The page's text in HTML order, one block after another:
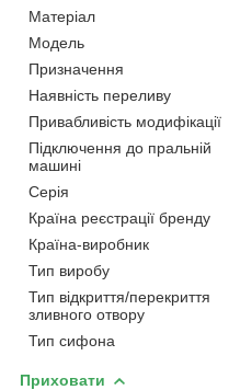
Матеріал
Мoдель
Призначення
Наявність переливу
Привабливість модифікації
Підключення до пральній
машині
Серія
Країна реєстрації бренду
Країна-виробник
Тип виробу
Тип відкриття/перекриття
зливного отвору
Тип сифона
Приховати